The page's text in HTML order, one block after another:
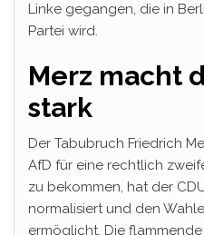
Linke gegangen, die in
Partei wird.
Merz macht
stark
Der Tabubruch Friedrich
AfD für eine rechtlich
zu bekommen, hat der
normalisiert und den
ermöglicht. Die